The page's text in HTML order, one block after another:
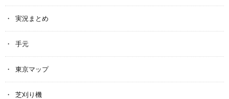
実況まとめ
手元
東京マップ
芝刈り機